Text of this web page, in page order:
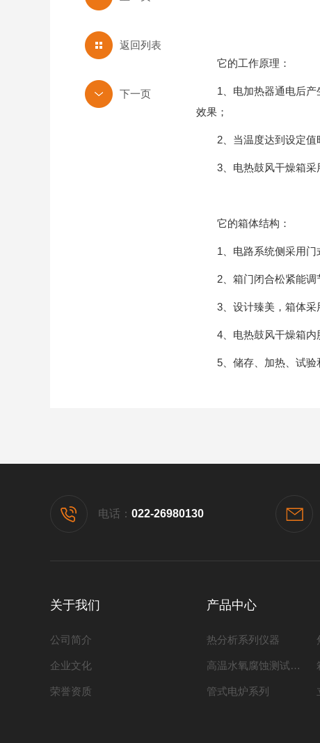
它的工作原理：
1、电加热器通电后产生
效果；
2、当温度达到设定值时
3、电热鼓风干燥箱采用
它的箱体结构：
1、电路系统侧采用门
2、箱门闭合松紧能调
3、设计臻美，箱体采
4、电热鼓风干燥箱内胆
5、储存、加热、试验和
返回列表
电话： 022-26980130
关于我们
公司简介
企业文化
荣誉资质
产品中心
热分析系列仪器
高温水氧腐蚀测试系列
管式电炉系列